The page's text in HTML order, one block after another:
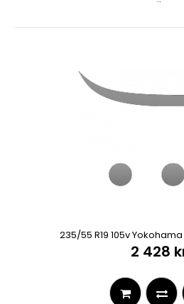
235/55 R19 105v
2 428